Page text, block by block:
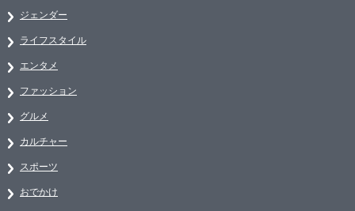
ジェンダー
ライフスタイル
エンタメ
ファッション
グルメ
カルチャー
スポーツ
おでかけ